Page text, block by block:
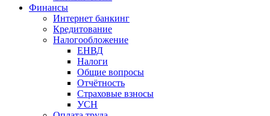
Финансы
Интернет банкинг
Кредитование
Налогообложение
ЕНВД
Налоги
Общие вопросы
Отчётность
Страховые взносы
УСН